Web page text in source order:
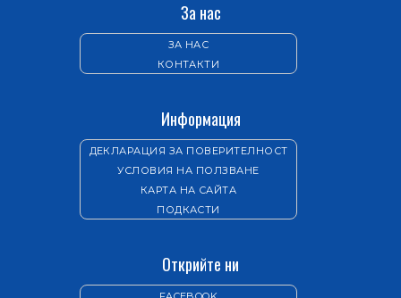
За нас
ЗА НАС
КОНТАКТИ
Информация
ДЕКЛАРАЦИЯ ЗА ПОВЕРИТЕЛНОСТ
УСЛОВИЯ НА ПОЛЗВАНЕ
КАРТА НА САЙТА
ПОДКАСТИ
Открийте ни